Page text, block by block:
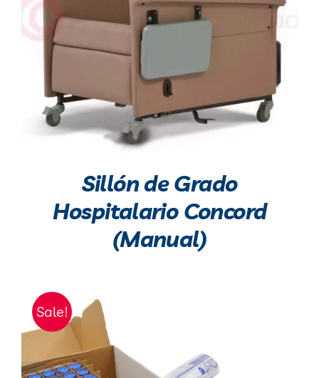
Sillón de Grado
Hospitalario Concord
(Manual)
Sale!